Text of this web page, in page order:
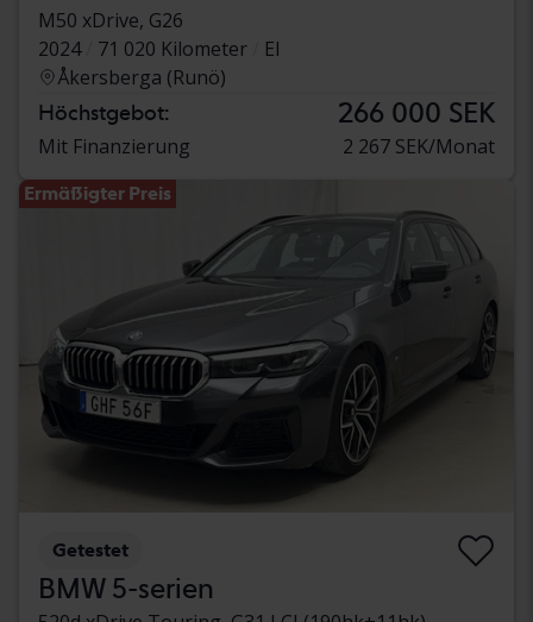
M50 xDrive, G26
2024
71 020 Kilometer
El
Åkersberga (Runö)
Höchstgebot: 266 000 SEK
Mit Finanzierung 2 267 SEK/Monat
Ermäßigter Preis
Getestet
BMW 5-serien